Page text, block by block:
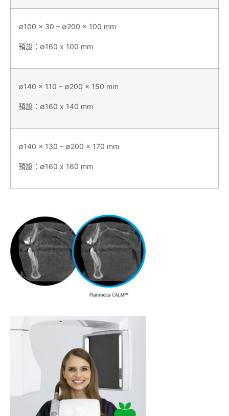
∅100 x 30 – ∅200 x 100 mm
預設：∅160 x 100 mm
∅140 x 110 – ∅200 x 150 mm
預設：∅160 x 140 mm
∅140 x 130 – ∅200 x 170 mm
預設：∅160 x 160 mm